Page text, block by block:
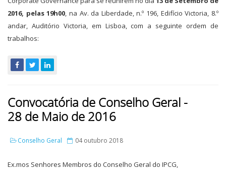
2016, pelas 19h00, na Av. da Liberdade, n.º 196, Edifício Victoria, 8.º
andar, Auditório Victoria, em Lisboa, com a seguinte ordem de
trabalhos:
Convocatória de Conselho Geral -
28 de Maio de 2016
Conselho Geral 04 outubro 2018
Ex.mos Senhores Membros do Conselho Geral do IPCG,